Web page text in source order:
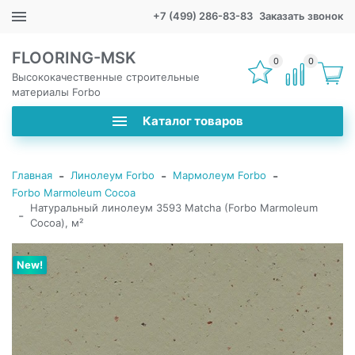
+7 (499) 286-83-83 Заказать звонок
FLOORING-MSK
Высококачественные строительные
материалы Forbo
Каталог товаров
0 0
Главная - Линолеум Forbo - Мармолеум Forbo -
Forbo Marmoleum Cocoa
-
Натуральный линолеум 3593 Matcha (Forbo Marmoleum
Cocoa), м²
New!